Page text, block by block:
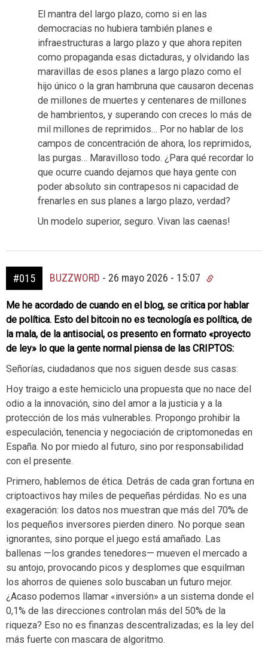
El mantra del largo plazo, como si en las
democracias no hubiera también planes e
infraestructuras a largo plazo y que ahora repiten
como propaganda esas dictaduras, y olvidando las
maravillas de esos planes a largo plazo como el
hijo único o la gran hambruna que causaron decenas
de millones de muertes y centenares de millones
de hambrientos, y superando con creces lo más de
mil millones de reprimidos… Por no hablar de los
campos de concentración de ahora, los reprimidos,
las purgas… Maravilloso todo. ¿Para qué recordar lo
que ocurre cuando dejamos que haya gente con
poder absoluto sin contrapesos ni capacidad de
frenarles en sus planes a largo plazo, verdad?
Un modelo superior, seguro. Vivan las caenas!
#015 BUZZWORD - 26 mayo 2026 - 15:07
Me he acordado de cuando en el blog, se critica por hablar
de política. Esto del bitcoin no es tecnología es política, de
la mala, de la antisocial, os presento en formato «proyecto
de ley» lo que la gente normal piensa de las CRIPTOS:
Señorías, ciudadanos que nos siguen desde sus casas:
Hoy traigo a este hemiciclo una propuesta que no nace del
odio a la innovación, sino del amor a la justicia y a la
protección de los más vulnerables. Propongo prohibir la
especulación, tenencia y negociación de criptomonedas en
España. No por miedo al futuro, sino por responsabilidad
con el presente.
Primero, hablemos de ética. Detrás de cada gran fortuna en
criptoactivos hay miles de pequeñas pérdidas. No es una
exageración: los datos nos muestran que más del 70% de
los pequeños inversores pierden dinero. No porque sean
ignorantes, sino porque el juego está amañado. Las
ballenas —los grandes tenedores— mueven el mercado a
su antojo, provocando picos y desplomes que esquilman
los ahorros de quienes solo buscaban un futuro mejor.
¿Acaso podemos llamar «inversión» a un sistema donde el
0,1% de las direcciones controlan más del 50% de la
riqueza? Eso no es finanzas descentralizadas; es la ley del
más fuerte con mascara de algoritmo.